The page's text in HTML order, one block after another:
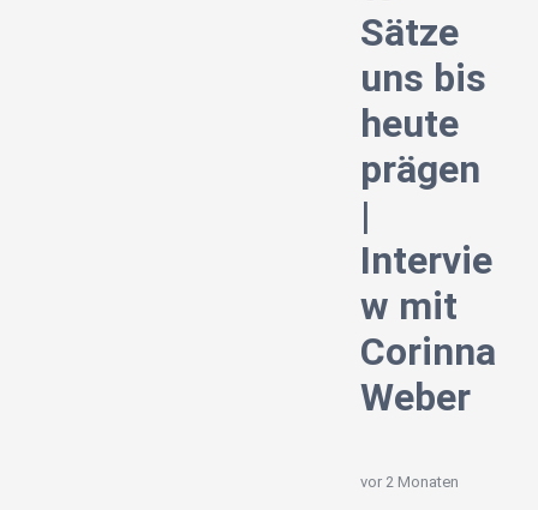
Sätze
uns bis
heute
prägen
|
Intervie
w mit
Corinna
Weber
vor 2 Monaten